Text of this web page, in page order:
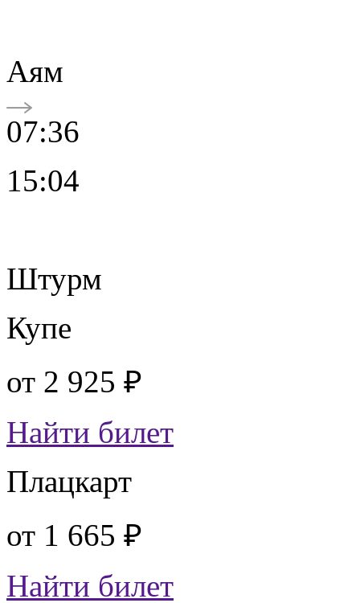
Аям
07:36
15:04
Штурм
Купе
от 2 925 ₽
Найти билет
Плацкарт
от 1 665 ₽
Найти билет